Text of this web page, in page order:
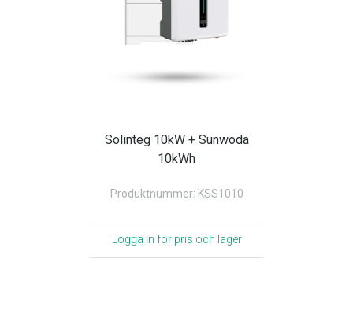
Solinteg 10kW + Sunwoda
10kWh
Produktnummer: KSS1010
Logga in för pris och lager